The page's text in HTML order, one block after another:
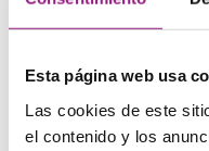
Esta página web usa
Las cookies de este
el contenido y los
utilizan en su
presentar pequeñas
imperfecciones que
identidad.